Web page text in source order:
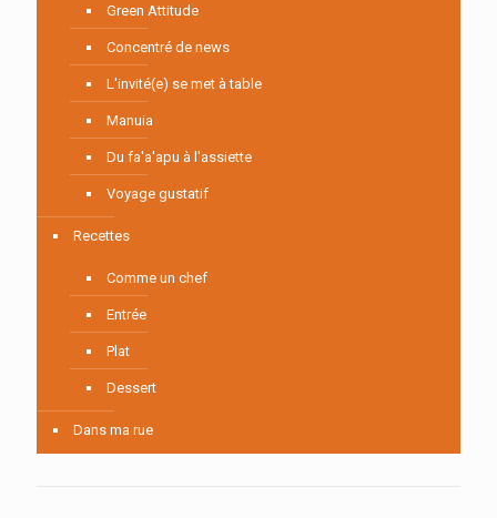
Green Attitude
Concentré de news
L'invité(e) se met à table
Manuia
Du fa'a'apu à l'assiette
Voyage gustatif
Recettes
Comme un chef
Entrée
Plat
Dessert
Dans ma rue